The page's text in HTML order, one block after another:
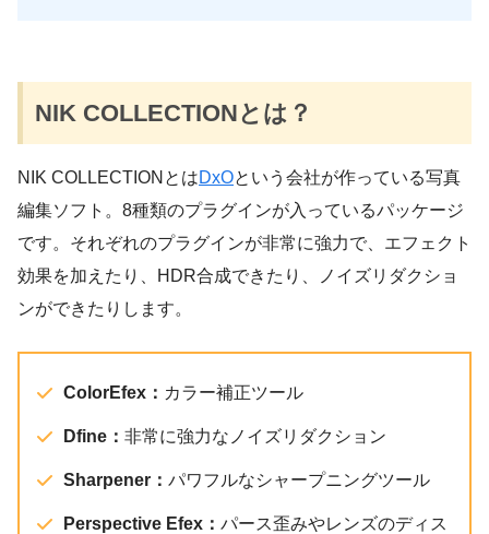
NIK COLLECTIONとは？
NIK COLLECTIONとはDxOという会社が作っている写真
編集ソフト。8種類のプラグインが入っているパッケージ
です。それぞれのプラグインが非常に強力で、エフェクト
効果を加えたり、HDR合成できたり、ノイズリダクショ
ンができたりします。
ColorEfex： カラー補正ツール
Dfine： 非常に強力なノイズリダクション
Sharpener： パワフルなシャープニングツール
Perspective Efex： パース歪みやレンズのディス